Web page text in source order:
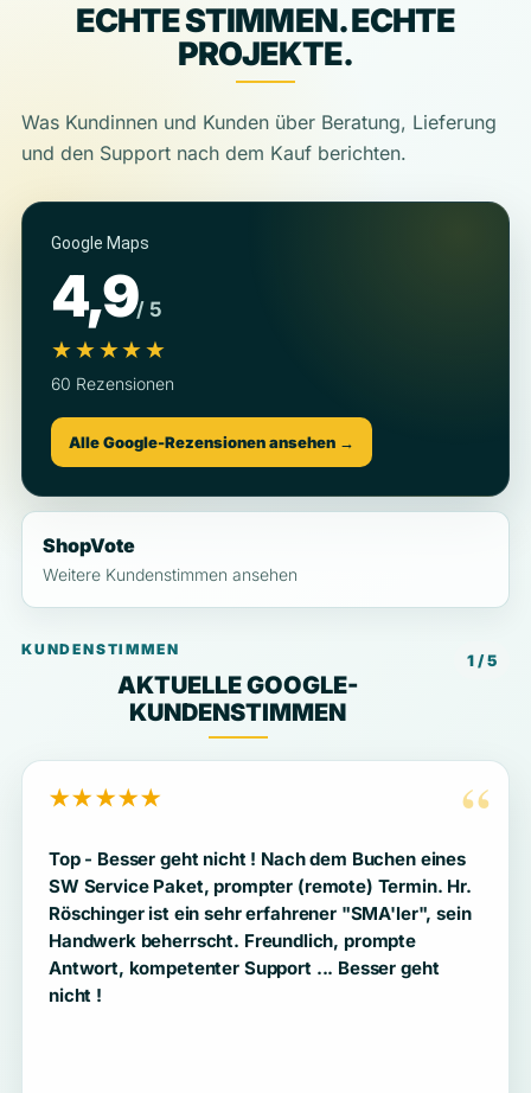
ECHTE STIMMEN. ECHTE
PROJEKTE.
Was Kundinnen und Kunden über Beratung, Lieferung
und den Support nach dem Kauf berichten.
Google Maps
4,9/ 5
★★★★★
60 Rezensionen
Alle Google-Rezensionen ansehen →
ShopVote
Weitere Kundenstimmen ansehen
KUNDENSTIMMEN
AKTUELLE GOOGLE-
KUNDENSTIMMEN
1 / 5
“
★★★★★
Top - Besser geht nicht ! Nach dem Buchen eines
SW Service Paket, prompter (remote) Termin. Hr.
Röschinger ist ein sehr erfahrener "SMA'ler", sein
Handwerk beherrscht. Freundlich, prompte
Antwort, kompetenter Support ... Besser geht
nicht !